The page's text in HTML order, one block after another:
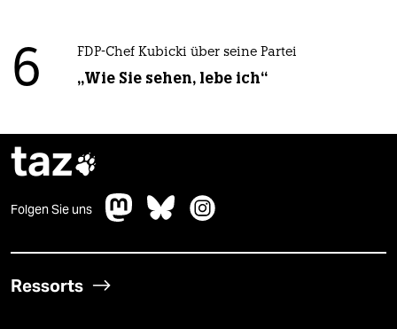
6 FDP-Chef Kubicki über seine Partei
„Wie Sie sehen, lebe ich“
taz
Folgen Sie uns
Ressorts